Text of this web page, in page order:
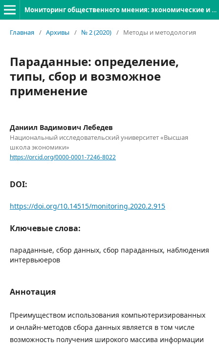
Мониторинг общественного мнения: экономические и социальные перемены
Главная / Архивы / № 2 (2020) / Методы и методология
Параданные: определение,
типы, сбор и возможное
применение
Даниил Вадимович Лебедев
Национальный исследовательский университет «Высшая
школа экономики»
https://orcid.org/0000-0001-7246-8022
DOI:
https://doi.org/10.14515/monitoring.2020.2.915
Ключевые слова:
параданные, сбор данных, сбор параданных, наблюдения
интервьюеров
Аннотация
Преимуществом использования компьютеризированных
и онлайн-методов сбора данных является в том числе
возможность получения широкого массива информации